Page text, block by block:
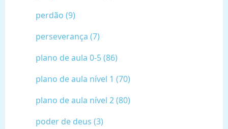
perdão (9)
perseverança (7)
plano de aula 0-5 (86)
plano de aula nível 1 (70)
plano de aula nível 2 (80)
poder de deus (3)